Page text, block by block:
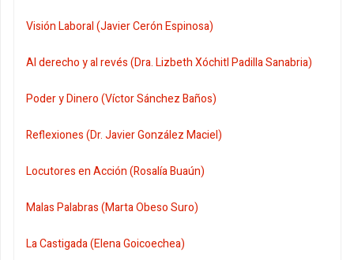
Visión Laboral (Javier Cerón Espinosa)
Al derecho y al revés (Dra. Lizbeth Xóchitl Padilla Sanabria)
Poder y Dinero (Víctor Sánchez Baños)
Reflexiones (Dr. Javier González Maciel)
Locutores en Acción (Rosalía Buaún)
Malas Palabras (Marta Obeso Suro)
La Castigada (Elena Goicoechea)